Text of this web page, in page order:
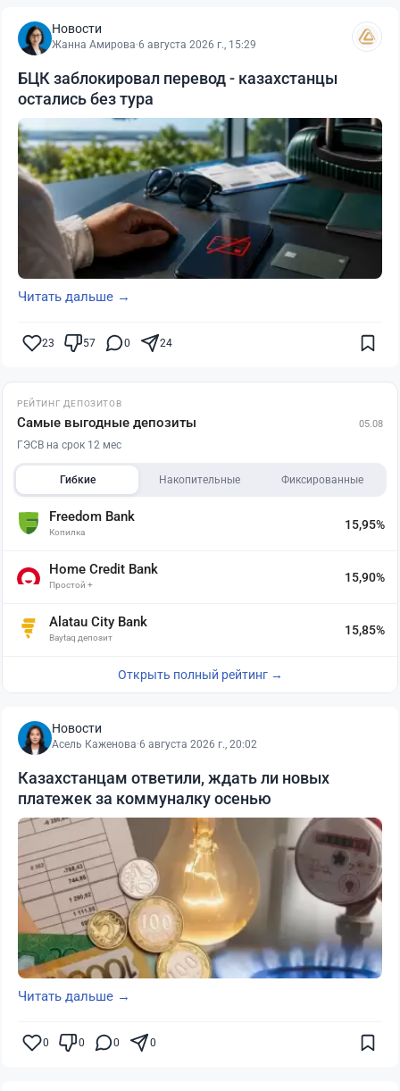
Новости
Жанна Амирова·6 августа 2026 г., 15:29
БЦК заблокировал перевод - казахстанцы
остались без тура
Читать дальше →
23 57 0 24
РЕЙТИНГ ДЕПОЗИТОВ
Самые выгодные депозиты 05.08
ГЭСВ на срок 12 мес
Гибкие Накопительные Фиксированные
Freedom Bank
Копилка
15,95%
Home Credit Bank
Простой +
15,90%
Alatau City Bank
Baytaq депозит
15,85%
Открыть полный рейтинг →
Новости
Асель Каженова·6 августа 2026 г., 20:02
Казахстанцам ответили, ждать ли новых
платежек за коммуналку осенью
Читать дальше →
0 0 0 0